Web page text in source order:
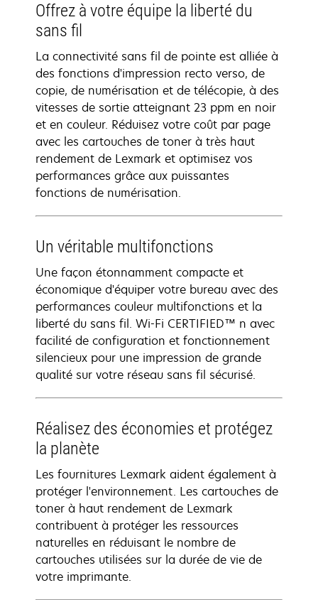
Offrez à votre équipe la liberté du
sans fil
La connectivité sans fil de pointe est alliée à
des fonctions d'impression recto verso, de
copie, de numérisation et de télécopie, à des
vitesses de sortie atteignant 23 ppm en noir
et en couleur. Réduisez votre coût par page
avec les cartouches de toner à très haut
rendement de Lexmark et optimisez vos
performances grâce aux puissantes
fonctions de numérisation.
Un véritable multifonctions
Une façon étonnamment compacte et
économique d'équiper votre bureau avec des
performances couleur multifonctions et la
liberté du sans fil. Wi-Fi CERTIFIED™ n avec
facilité de configuration et fonctionnement
silencieux pour une impression de grande
qualité sur votre réseau sans fil sécurisé.
Réalisez des économies et protégez
la planète
Les fournitures Lexmark aident également à
protéger l'environnement. Les cartouches de
toner à haut rendement de Lexmark
contribuent à protéger les ressources
naturelles en réduisant le nombre de
cartouches utilisées sur la durée de vie de
votre imprimante.